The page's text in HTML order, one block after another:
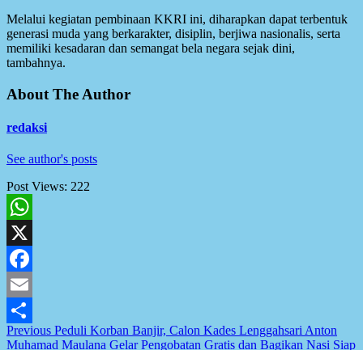
Melalui kegiatan pembinaan KKRI ini, diharapkan dapat terbentuk
generasi muda yang berkarakter, disiplin, berjiwa nasionalis, serta
memiliki kesadaran dan semangat bela negara sejak dini,
tambahnya.
About The Author
redaksi
See author's posts
Post Views: 222
WhatsApp
X
Facebook
Email
Share
Post
Previous Peduli Korban Banjir, Calon Kades Lenggahsari Anton
Muhamad Maulana Gelar Pengobatan Gratis dan Bagikan Nasi Siap